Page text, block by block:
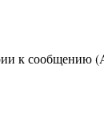
к сообщению